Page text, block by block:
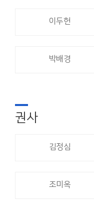
이두헌
박배경
권사
김정심
조미옥